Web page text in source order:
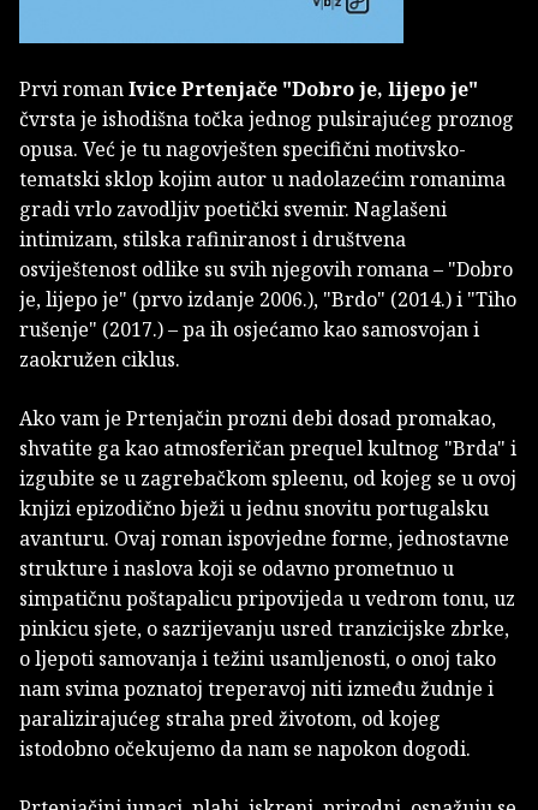
Prvi romanIvice Prtenjače "Dobro je, lijepo je"
čvrsta je ishodišna točka jednog pulsirajućeg proznog
opusa. Već je tu nagovješten specifični motivsko-
tematski sklop kojim autor u nadolazećim romanima
gradi vrlo zavodljiv poetički svemir. Naglašeni
intimizam, stilska rafiniranost i društvena
osviještenost odlike su svih njegovih romana – "Dobro
je, lijepo je" (prvo izdanje 2006.), "Brdo" (2014.) i "Tiho
rušenje" (2017.) – pa ih osjećamo kao samosvojan i
zaokružen ciklus.
Ako vam je Prtenjačin prozni debi dosad promakao,
shvatite ga kao atmosferičan prequel kultnog "Brda" i
izgubite se u zagrebačkom spleenu, od kojeg se u ovoj
knjizi epizodično bježi u jednu snovitu portugalsku
avanturu. Ovaj roman ispovjedne forme, jednostavne
strukture i naslova koji se odavno prometnuo u
simpatičnu poštapalicu pripovijeda u vedrom tonu, uz
pinkicu sjete, o sazrijevanju usred tranzicijske zbrke,
o ljepoti samovanja i težini usamljenosti, o onoj tako
nam svima poznatoj treperavoj niti između žudnje i
paralizirajućeg straha pred životom, od kojeg
istodobno očekujemo da nam se napokon dogodi.